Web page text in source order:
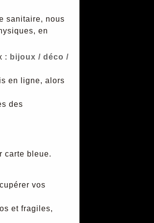
sanitaire, nous
en
: bijoux / déco /
en ligne, alors
des
carte bleue.
vos
et fragiles,